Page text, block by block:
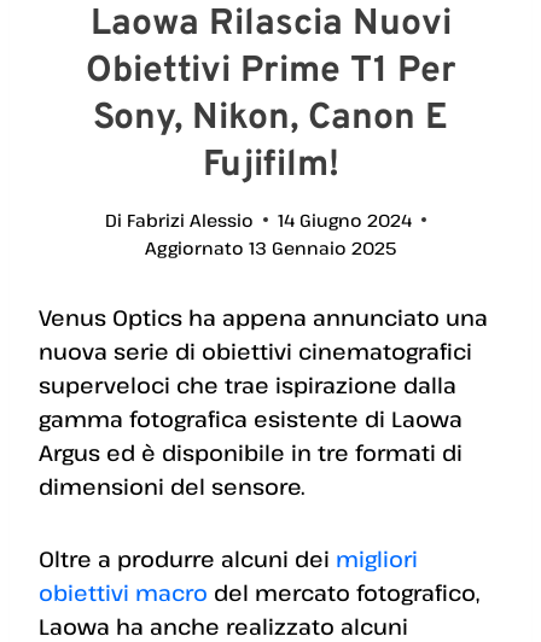
Laowa Rilascia Nuovi
Obiettivi Prime T1 Per
Sony, Nikon, Canon E
Fujifilm!
Di Fabrizi Alessio
14 Giugno 2024
Aggiornato 13 Gennaio 2025
Venus Optics ha appena annunciato una
nuova serie di obiettivi cinematografici
superveloci che trae ispirazione dalla
gamma fotografica esistente di Laowa
Argus ed è disponibile in tre formati di
dimensioni del sensore.
Oltre a produrre alcuni dei migliori
obiettivi macro del mercato fotografico,
Laowa ha anche realizzato alcuni